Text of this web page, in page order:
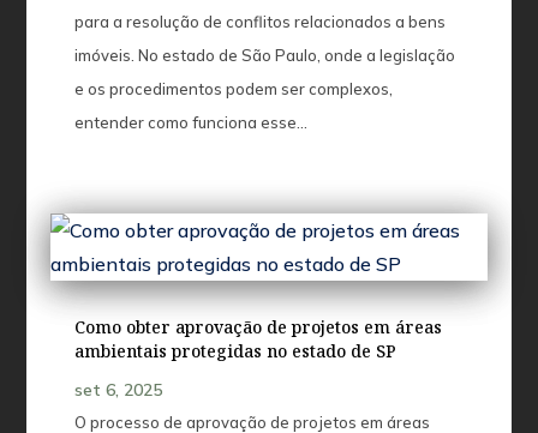
para a resolução de conflitos relacionados a bens
imóveis. No estado de São Paulo, onde a legislação
e os procedimentos podem ser complexos,
entender como funciona esse...
Como obter aprovação de projetos em áreas
ambientais protegidas no estado de SP
set 6, 2025
O processo de aprovação de projetos em áreas